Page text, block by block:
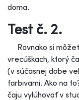
doma.
Test č. 2.
Rovnako si
vrecúškach, ktorý
(v súčasnej dobe
farbivami. Ako na
čaju vylúhovať v